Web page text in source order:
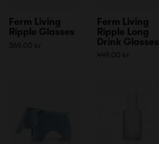
Ferm Living
Ripple Glasses
369,00 kr
Ferm Living
Ripple Long
Drink Glasses
449,00 kr